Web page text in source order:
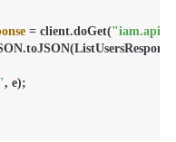
= client.doGet(
, e);